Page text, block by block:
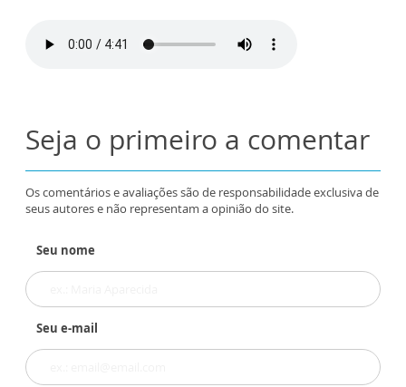
Seja o primeiro a comentar
Os comentários e avaliações são de responsabilidade exclusiva de
seus autores e não representam a opinião do site.
Seu nome
Seu e-mail